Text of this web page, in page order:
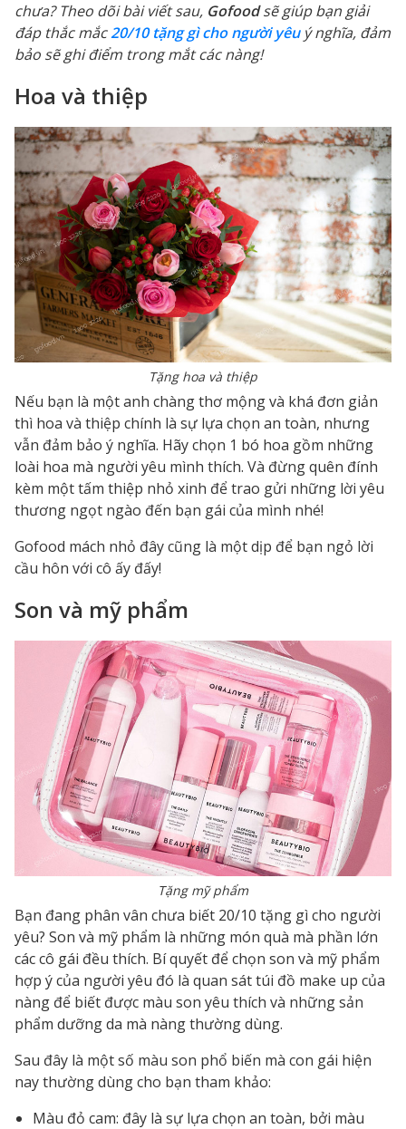
chưa? Theo dõi bài viết sau, Gofoodsẽ giúp bạn giải
đáp thắc mắc20/10 tặng gì cho người yêuý nghĩa, đảm
bảo sẽ ghi điểm trong mắt các nàng!
Hoa và thiệp
Tặng hoa và thiệp
Nếu bạn là một anh chàng thơ mộng và khá đơn giản
thì hoa và thiệp chính là sự lựa chọn an toàn, nhưng
vẫn đảm bảo ý nghĩa. Hãy chọn 1 bó hoa gồm những
loài hoa mà người yêu mình thích. Và đừng quên đính
kèm một tấm thiệp nhỏ xinh để trao gửi những lời yêu
thương ngọt ngào đến bạn gái của mình nhé!
Gofood mách nhỏ đây cũng là một dịp để bạn ngỏ lời
cầu hôn với cô ấy đấy!
Son và mỹ phẩm
Tặng mỹ phẩm
Bạn đang phân vân chưa biết 20/10 tặng gì cho người
yêu? Son và mỹ phẩm là những món quà mà phần lớn
các cô gái đều thích. Bí quyết để chọn son và mỹ phẩm
hợp ý của người yêu đó là quan sát túi đồ make up của
nàng để biết được màu son yêu thích và những sản
phẩm dưỡng da mà nàng thường dùng.
Sau đây là một số màu son phổ biến mà con gái hiện
nay thường dùng cho bạn tham khảo:
Màu đỏ cam: đây là sự lựa chọn an toàn, bởi màu